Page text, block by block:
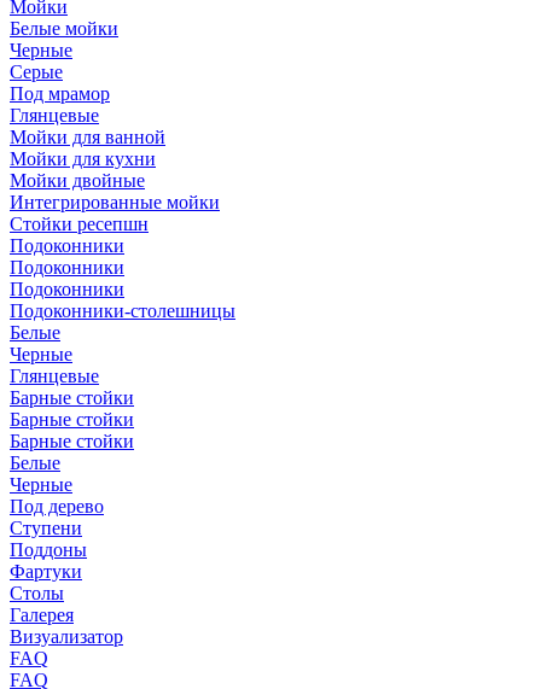
Мойки
Белые мойки
Черные
Серые
Под мрамор
Глянцевые
Мойки для ванной
Мойки для кухни
Мойки двойные
Интегрированные мойки
Стойки ресепшн
Подоконники
Подоконники
Подоконники
Подоконники-столешницы
Белые
Черные
Глянцевые
Барные стойки
Барные стойки
Барные стойки
Белые
Черные
Под дерево
Ступени
Поддоны
Фартуки
Столы
Галерея
Визуализатор
FAQ
FAQ